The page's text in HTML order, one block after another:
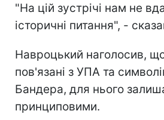
"На цій зустрічі нам не
історичні питання", -
Навроцький наголосив,
пов'язані з УПА та
Бандера, для нього
принциповими.